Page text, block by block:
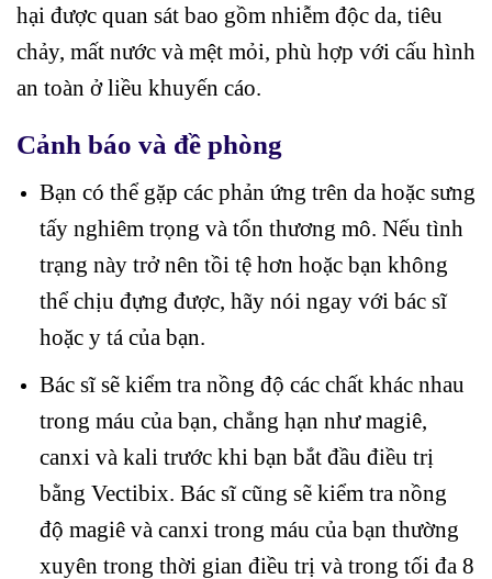
hại được quan sát bao gồm nhiễm độc da, tiêu
chảy, mất nước và mệt mỏi, phù hợp với cấu hình
an toàn ở liều khuyến cáo.
Cảnh báo và đề phòng
Bạn có thể gặp các phản ứng trên da hoặc sưng
tấy nghiêm trọng và tổn thương mô. Nếu tình
trạng này trở nên tồi tệ hơn hoặc bạn không
thể chịu đựng được, hãy nói ngay với bác sĩ
hoặc y tá của bạn.
Bác sĩ sẽ kiểm tra nồng độ các chất khác nhau
trong máu của bạn, chẳng hạn như magiê,
canxi và kali trước khi bạn bắt đầu điều trị
bằng Vectibix. Bác sĩ cũng sẽ kiểm tra nồng
độ magiê và canxi trong máu của bạn thường
xuyên trong thời gian điều trị và trong tối đa 8